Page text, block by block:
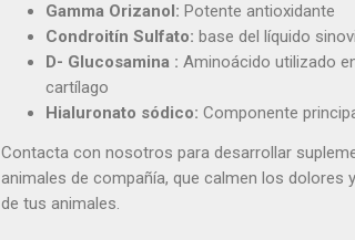
Gamma Orizanol: Potente antioxidante
Condroitín Sulfato: base del líquido
D- Glucosamina : Aminoácido utilizado
cartílago
Hialuronato sódico: Componente
Contacta con nosotros para desarrollar
animales de compañía, que calmen los dolores
de tus animales.